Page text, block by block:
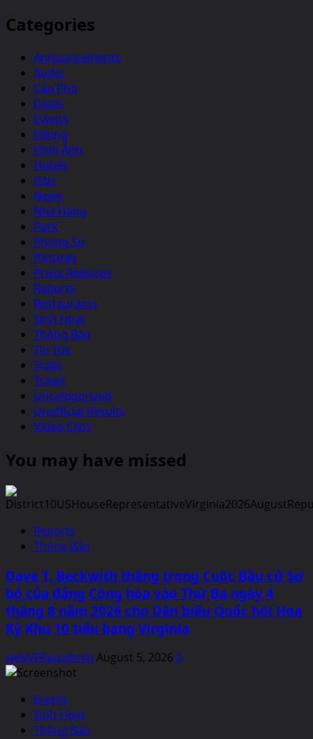
Categories
Announcements
Audio
Cáo Phó
Deals
Events
Hiking
Hình Ảnh
Hotels
Jobs
News
Nhà Hàng
Park
Phóng Sự
Pictures
Press Releases
Reports
Restaurants
Sinh Hoạt
Thông Báo
Tin Tức
Trails
Travel
Uncategorized
Unofficial Results
Video Clips
You may have missed
Reports
Thông Báo
Dave T. Beckwith thắng trong Cuộc Bầu cử Sơ
bộ của đảng Cộng hòa vào Thứ Ba ngày 4
tháng 8 năm 2026 cho Dân biểu Quốc hội Hoa
Kỳ Khu 10 tiểu bang Virginia
webVFRanadmin August 5, 2026 0
Events
Sinh Hoạt
Thông Báo